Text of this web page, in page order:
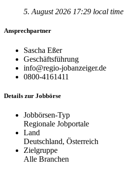
5. August 2026 17:29 local time
Ansprechpartner
Sascha Eßer
Geschäftsführung
info@regio-jobanzeiger.de
0800-4161411
Details zur Jobbörse
Jobbörsen-Typ
Regionale Jobportale
Land
Deutschland, Österreich
Zielgruppe
Alle Branchen